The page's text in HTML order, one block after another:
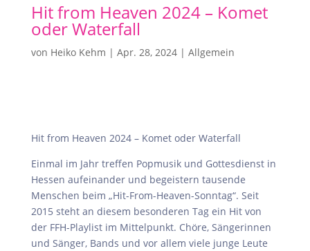
Hit from Heaven 2024 – Komet
oder Waterfall
von Heiko Kehm | Apr. 28, 2024| Allgemein
Hit from Heaven 2024 – Komet oder Waterfall
Einmal im Jahr treffen Popmusik und Gottesdienst in
Hessen aufeinander und begeistern tausende
Menschen beim „Hit-From-Heaven-Sonntag“. Seit
2015 steht an diesem besonderen Tag ein Hit von
der FFH-Playlist im Mittelpunkt. Chöre, Sängerinnen
und Sänger, Bands und vor allem viele junge Leute